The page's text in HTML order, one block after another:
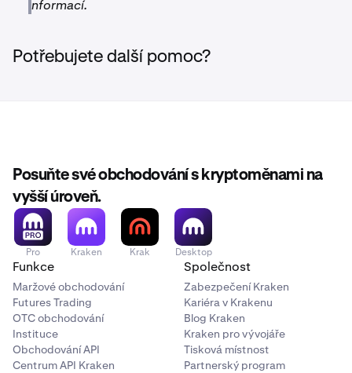
vašeho účtu Kraken (země bydliště).
Instant) jsou obvykle zpracovávány téměř okamžitě,
informací.
Potřebujete další pomoc?
Posuňte své obchodování s kryptoměnami na
vyšší úroveň.
Pro Kraken Krak Desktop
Funkce
Maržové obchodování
Futures Trading
OTC obchodování
Instituce
Obchodování API
Centrum API Kraken
Společnost
Zabezpečení Kraken
Kariéra v Krakenu
Blog Kraken
Kraken pro vývojáře
Tisková místnost
Partnerský program